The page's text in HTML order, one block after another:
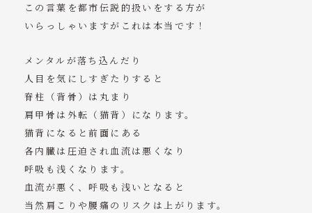
この言葉を都市伝説的扱いをする方が
いらっしゃいますがこれは本当です！
メンタルが落ち込んだり
人目を気にしすぎたりすると
脊柱（背骨）は丸まり
肩甲骨は外転（猫背）になります。
猫背になると前面にある
各内臓は圧迫され血流は悪くなり
呼吸も浅くなります。
血流が悪く、呼吸も浅いとなると
当然肩こりや腰痛のリスクは上がります。